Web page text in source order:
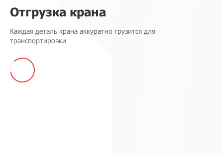
Отгрузка крана
Каждая деталь крана аккуратно грузится для
транспортировки